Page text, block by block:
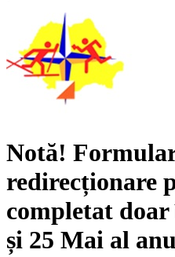
Notă!
redirecționare
completat
și 25 Mai al